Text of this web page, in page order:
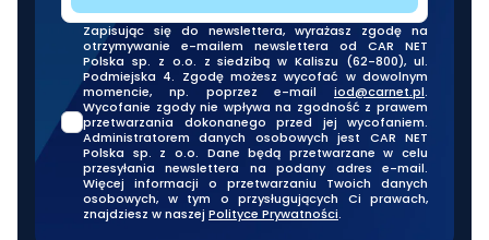
Zapisując się do newslettera, wyrażasz zgodę na
otrzymywanie e-mailem newslettera od CAR NET
Polska sp. z o.o. z siedzibą w Kaliszu (62-800), ul.
Podmiejska 4. Zgodę możesz wycofać w dowolnym
momencie, np. poprzez e-mail iod@carnet.pl.
Wycofanie zgody nie wpływa na zgodność z prawem
przetwarzania dokonanego przed jej wycofaniem.
Administratorem danych osobowych jest CAR NET
Polska sp. z o.o. Dane będą przetwarzane w celu
przesyłania newslettera na podany adres e-mail.
Więcej informacji o przetwarzaniu Twoich danych
osobowych, w tym o przysługujących Ci prawach,
znajdziesz w naszej Polityce Prywatności.
Nasze oddziały stacjonarne